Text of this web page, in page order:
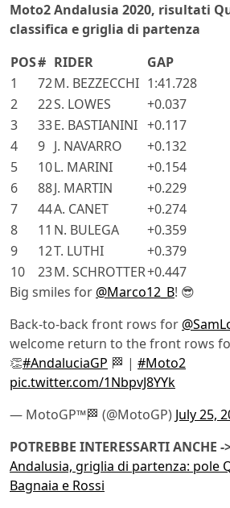
Moto2 Andalusia 2020, risultati
classifica e griglia di partenza
POS# RIDER
GAP
1
72M. BEZZECCHI 1:41.728
2
22S. LOWES
+0.037
3
33E. BASTIANINI +0.117
4
9 J. NAVARRO
+0.132
5
10L. MARINI
+0.154
6
88J. MARTIN
+0.229
7
44A. CANET
+0.274
8
11 N. BULEGA
+0.359
9
12T. LUTHI
+0.379
10
23M. SCHROTTER+0.447
Big smiles for @Marco12_B! 😎
Back-to-back front rows for
welcome return to the front rows
👏#AndaluciaGP 🏁 | #Moto2
pic.twitter.com/1NbpvJ8YYk
— MotoGP™🏁 (@MotoGP) July 25,
POTREBBE INTERESSARTI ANCHE -
Andalusia, griglia di partenza: pole
Bagnaia e Rossi